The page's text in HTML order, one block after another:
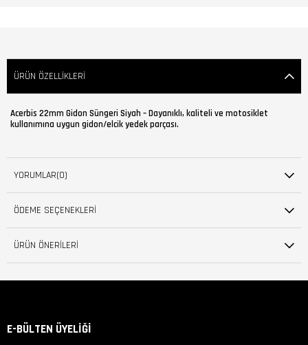
ÜRÜN ÖZELLIKLERI
Acerbis 22mm Gidon Süngeri Siyah – Dayanıklı, kaliteli ve motosiklet
kullanımına uygun gidon/elcik yedek parçası.
YORUMLAR(0)
ÖDEME SEÇENEKLERI
ÜRÜN ÖNERILERI
E-BÜLTEN ÜYELİĞİ